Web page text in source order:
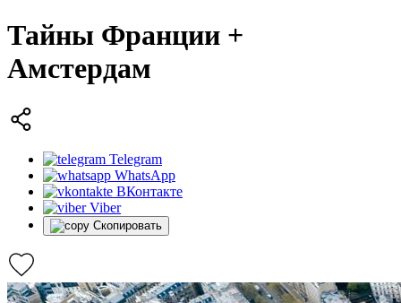
Тайны Франции +
Амстердам
Telegram
WhatsApp
ВКонтакте
Viber
Скопировать